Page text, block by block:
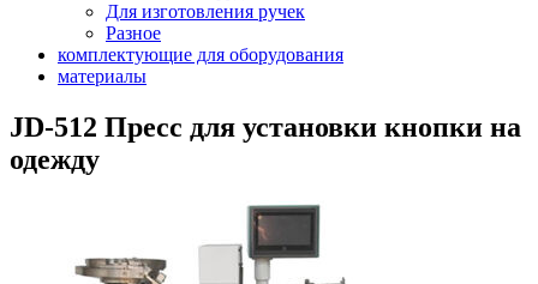
Для изготовления ручек
Разное
комплектующие для оборудования
материалы
JD-512 Пресс для установки кнопки на
одежду